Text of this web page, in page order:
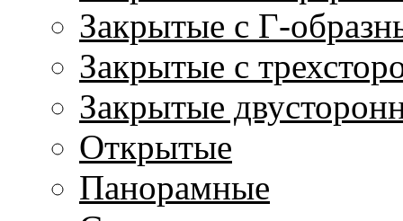
Закрытые с Г-
Закрытые с
Закрытые
Открытые
Панорамные